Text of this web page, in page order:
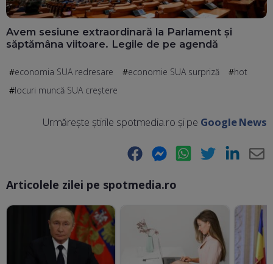
Avem sesiune extraordinară la Parlament și
săptămâna viitoare. Legile de pe agendă
economia SUA redresare economie SUA surpriză
hot
locuri muncă SUA creștere
Urmărește știrile spotmedia.ro și pe Google News
Facebook Messenger WhatsApp Twitter LinkedIn
Articolele zilei pe spotmedia.ro